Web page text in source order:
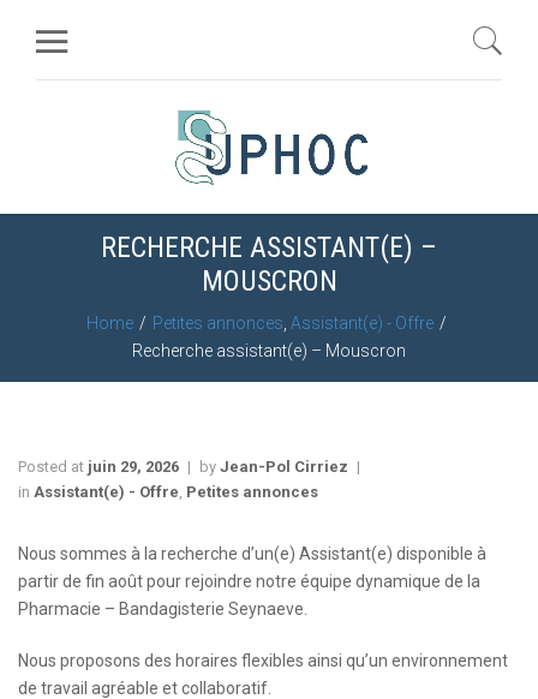
RECHERCHE ASSISTANT(E) –
MOUSCRON
Home Petites annonces Assistant(e) - Offre
Recherche assistant(e) – Mouscron
Posted at juin 29, 2026 by Jean-Pol Cirriez
in Assistant(e) - Offre, Petites annonces
Nous sommes à la recherche d’un(e) Assistant(e) disponible à
partir de fin août pour rejoindre notre équipe dynamique de la
Pharmacie – Bandagisterie Seynaeve.
Nous proposons des horaires flexibles ainsi qu’un environnement
de travail agréable et collaboratif.